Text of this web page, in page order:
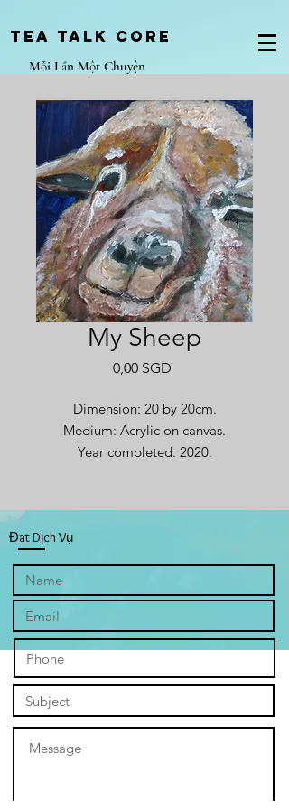
Tea Talk core
Mỗi Lần Một Chuyện
My Sheep
0,00 SGD
Dimension: 20 by 20cm.
Medium: Acrylic on canvas.
Year completed: 2020.
Đat Dịch Vụ